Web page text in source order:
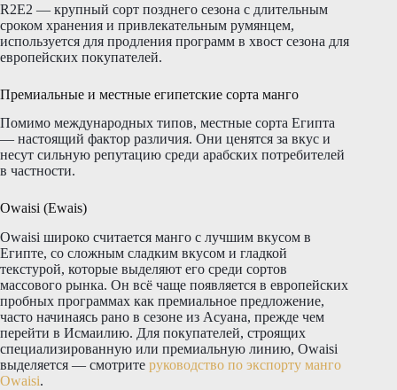
R2E2 — крупный сорт позднего сезона с длительным
сроком хранения и привлекательным румянцем,
используется для продления программ в хвост сезона для
европейских покупателей.
Премиальные и местные египетские сорта манго
Помимо международных типов, местные сорта Египта
— настоящий фактор различия. Они ценятся за вкус и
несут сильную репутацию среди арабских потребителей
в частности.
Owaisi (Ewais)
Owaisi широко считается манго с лучшим вкусом в
Египте, со сложным сладким вкусом и гладкой
текстурой, которые выделяют его среди сортов
массового рынка. Он всё чаще появляется в европейских
пробных программах как премиальное предложение,
часто начинаясь рано в сезоне из Асуана, прежде чем
перейти в Исмаилию. Для покупателей, строящих
специализированную или премиальную линию, Owaisi
выделяется — смотрите руководство по экспорту манго
Owaisi.